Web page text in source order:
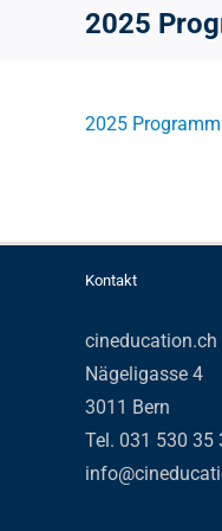
2025
2025
Kontakt
cineducation.ch
Nägeligasse 4
3011 Bern
Tel. 031 530